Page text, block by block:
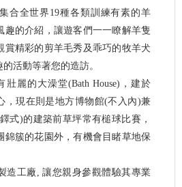
集合全世界19種各類訓練有素的羊
趣的介紹，讓遊客們一一瞭解羊隻
賞精彩的剪羊毛秀及乖巧的牧羊犬
活動等著您的造訪。
壯麗的大澡堂(Bath House)，建於
，現在則是地方博物館(不入內)兼
式)的建築前草坪常有槌球比賽，
錦簇的花園外，有機會目睹草地保
造工廠, 讓您親身參觀體驗其專業